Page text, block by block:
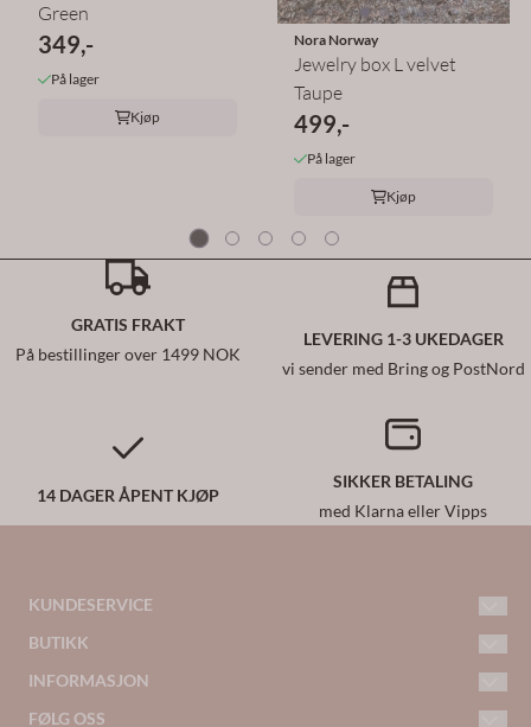
Green
349,-
På lager
Kjøp
Nora Norway
Jewelry box L velvet
Taupe
499,-
På lager
Kjøp
GRATIS FRAKT
På bestillinger over 1499 NOK
LEVERING 1-3 UKEDAGER
vi sender med Bring og PostNord
14 DAGER ÅPENT KJØP
SIKKER BETALING
med Klarna eller Vipps
KUNDESERVICE
kundeservice@woiwoi.no
Telefon: 413 46 395
BUTIKK
Kontakt oss
INFORMASJON
Frakt og retur
FØLG OSS